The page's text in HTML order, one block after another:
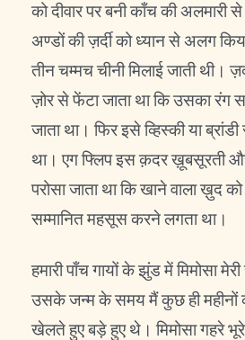
को दीवार पर बनी काँच की अलमारी
अण्डों की ज़र्दी को ध्यान से अलग
तीन चम्मच चीनी मिलाई जाती थी।
ज़ोर से फेंटा जाता था कि उसका
जाता था। फिर इसे व्हिस्की या ब्रांडी
था। एग फ्लिप इस क़दर ख़ूबसूरती
परोसा जाता था कि खाने वाला ख़ुद
सम्मानित महसूस करने लगता था।
हमारी पाँच गायों के झुंड में मिमोसा
उसके जन्म के समय मैं कुछ ही महीनों
खेलते हुए बड़े हुए थे। मिमोसा गहरे